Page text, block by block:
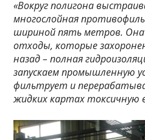
«Вокруг полигона
многослойная
шириной пять метров.
отходы, которые
назад – полная
запускаем промышленную
фильтрует и
жидких картах токсичную